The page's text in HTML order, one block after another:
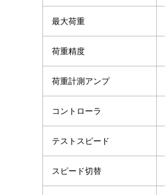
最大荷重
荷重精度
荷重計測アンプ
コントローラ
テストスピード
スピード切替